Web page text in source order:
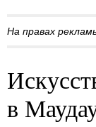
На правах
в